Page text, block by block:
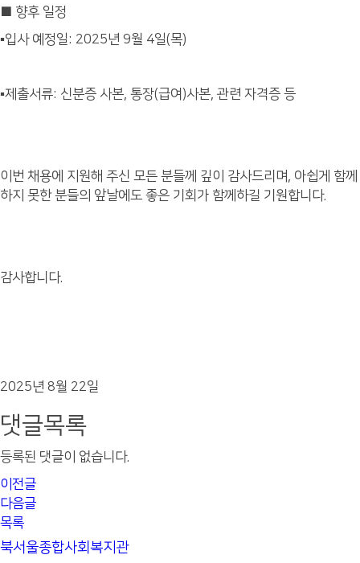
■ 향후 일정
▪입사 예정일: 2025년 9월 4일(목)
▪제출서류: 신분증 사본, 통장(급여)사본, 관련 자격증 등
이번 채용에 지원해 주신 모든 분들께 깊이 감사드리며, 아쉽게 함께
하지 못한 분들의 앞날에도 좋은 기회가 함께하길 기원합니다.
감사합니다.
2025년 8월 22일
댓글목록
등록된 댓글이 없습니다.
이전글
다음글
목록
북서울종합사회복지관